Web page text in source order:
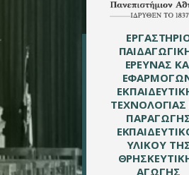
ΕΡΕΥΝΑΣ
ΤΕΧΝΟΛΟΓΙΑΣ
ΥΛΙΚΟΥ
ΑΓΩΓΗΣ